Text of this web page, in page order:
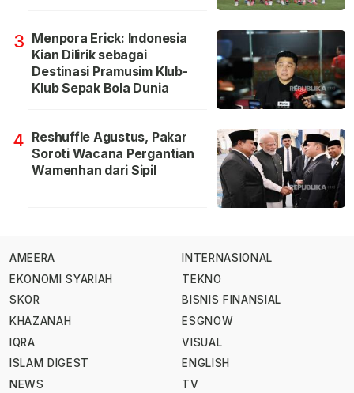
3 Menpora Erick: Indonesia
Kian Dilirik sebagai
Destinasi Pramusim Klub-
Klub Sepak Bola Dunia
4 Reshuffle Agustus, Pakar
Soroti Wacana Pergantian
Wamenhan dari Sipil
AMEERA
EKONOMI SYARIAH
SKOR
KHAZANAH
IQRA
ISLAM DIGEST
NEWS
INTERNASIONAL
TEKNO
BISNIS FINANSIAL
ESGNOW
VISUAL
ENGLISH
TV